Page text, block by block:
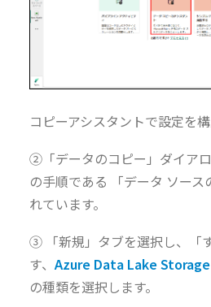
コピーアシスタントで設定を構
②「データのコピー」ダイア
の手順である 「データ ソー
れています。
③ 「新規」タブを選択し、「
す、Azure Data Lake
の種類を選択します。